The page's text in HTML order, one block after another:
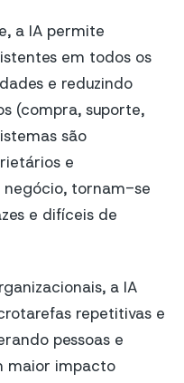
a IA permite
em todos os
e reduzindo
(compra, suporte,
são
e
tornam-se
e difíceis de
a IA
repetitivas e
pessoas e
maior impacto